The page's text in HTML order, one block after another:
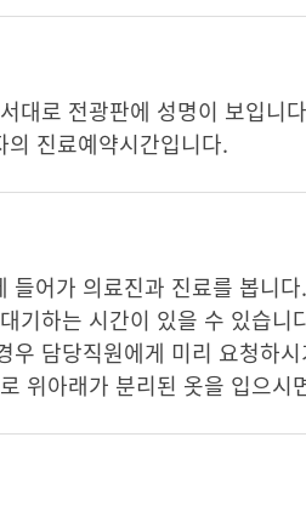
대로 전광판에 성명이 보입니
진료예약시간입니다.
들어가 의료진과 진료를 봅니다.
기하는 시간이 있을 수 있습니
우 담당직원에게 미리 요청하
위아래가 분리된 옷을 입으시